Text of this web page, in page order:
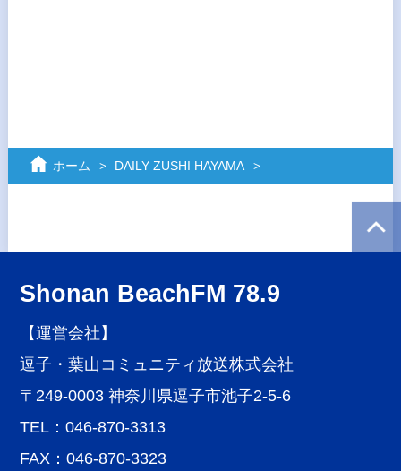
ホーム DAILY ZUSHI HAYAMA
Shonan BeachFM 78.9
【運営会社】
逗子・葉山コミュニティ放送株式会社
〒249-0003 神奈川県逗子市池子2-5-6
TEL：046-870-3313
FAX：046-870-3323